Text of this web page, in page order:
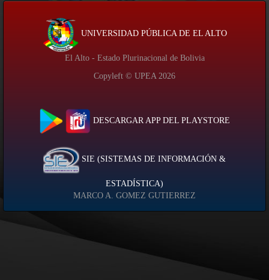
UNIVERSIDAD PÚBLICA DE EL ALTO
El Alto - Estado Plurinacional de Bolivia
Copyleft © UPEA 2026
DESCARGAR APP DEL PLAYSTORE
SIE (SISTEMAS DE INFORMACIÓN &
ESTADÍSTICA)
MARCO A. GOMEZ GUTIERREZ